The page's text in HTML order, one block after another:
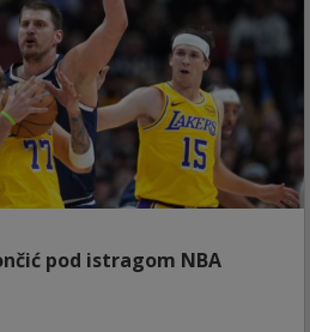
pod istragom NBA